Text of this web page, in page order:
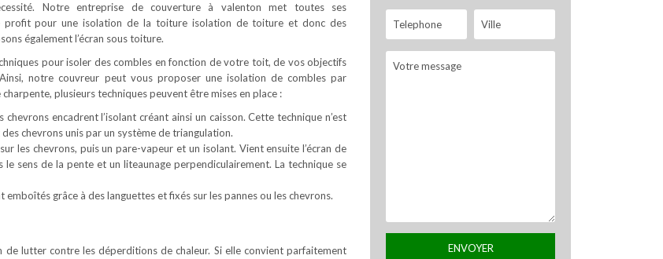
Notre entreprise de couverture à valenton met toutes ses
profit pour une isolation de la toiture isolation de toiture et donc des
également l’écran sous toiture.
pour isoler des combles en fonction de votre toit, de vos objectifs
notre couvreur peut vous proposer une isolation de combles par
charpente, plusieurs techniques peuvent être mises en place :
chevrons encadrent l’isolant créant ainsi un caisson. Cette technique n’est
chevrons unis par un système de triangulation.
les chevrons, puis un pare-vapeur et un isolant. Vient ensuite l’écran de
sens de la pente et un liteaunage perpendiculairement. La technique se
emboîtés grâce à des languettes et fixés sur les pannes ou les chevrons.
lutter contre les déperditions de chaleur. Si elle convient parfaitement